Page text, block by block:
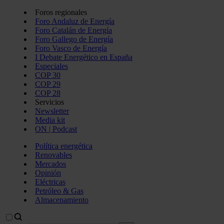
Foros regionales
Foro Andaluz de Energía
Foro Catalán de Energía
Foro Gallego de Energía
Foro Vasco de Energía
I Debate Energético en España
Especiales
COP 30
COP 29
COP 28
Servicios
Newsletter
Media kit
ON | Podcast
Política energética
Renovables
Mercados
Opinión
Eléctricas
Petróleo & Gas
Almacenamiento